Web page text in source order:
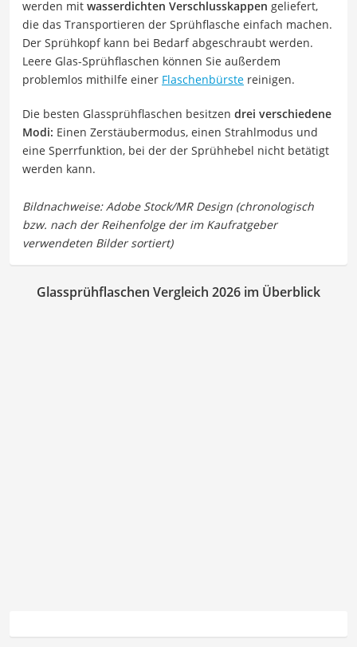
werden mit wasserdichten Verschlusskappen geliefert,
die das Transportieren der Sprühflasche einfach machen.
Der Sprühkopf kann bei Bedarf abgeschraubt werden.
Leere Glas-Sprühflaschen können Sie außerdem
problemlos mithilfe einer Flaschenbürste reinigen.
Die besten Glassprühflaschen besitzen drei verschiedene
Modi: Einen Zerstäubermodus, einen Strahlmodus und
eine Sperrfunktion, bei der der Sprühhebel nicht betätigt
werden kann.
Glassprühflaschen Vergleich 2026 im Überblick